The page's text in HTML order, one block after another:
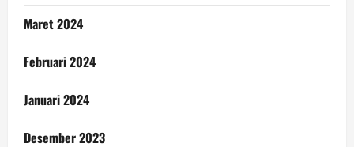
Maret 2024
Februari 2024
Januari 2024
Desember 2023